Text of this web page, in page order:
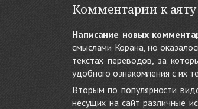
Комментарии к аяту
Написание новых
смыслами Корана, но
текстах переводов, за
удобного ознакомления с их
Вторым по популярности
несущих на сайт различные